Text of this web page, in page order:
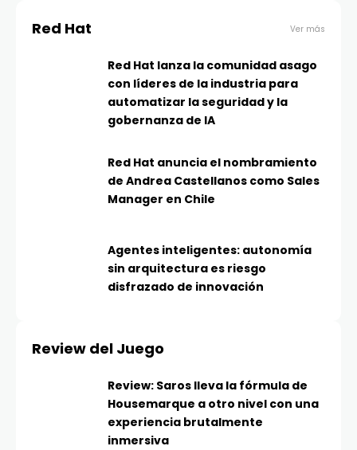
Red Hat Ver más
Red Hat lanza la comunidad asago
con líderes de la industria para
automatizar la seguridad y la
gobernanza de IA
Red Hat anuncia el nombramiento
de Andrea Castellanos como Sales
Manager en Chile
Agentes inteligentes: autonomía
sin arquitectura es riesgo
disfrazado de innovación
Review del Juego
Review: Saros lleva la fórmula de
Housemarque a otro nivel con una
experiencia brutalmente
inmersiva